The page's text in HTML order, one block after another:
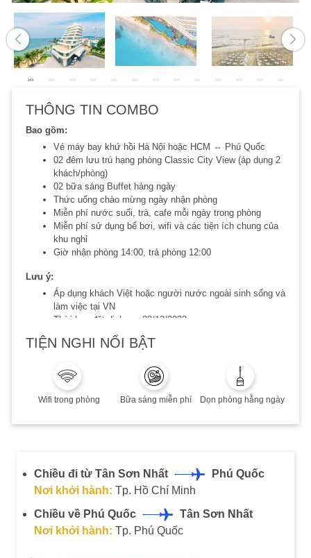
THÔNG TIN COMBO
Bao gồm:
Vé máy bay khứ hồi Hà Nội hoặc HCM ⇔ Phú Quốc
02 đêm lưu trú hạng phòng Classic City View (áp dụng 2
khách/phòng)
02 bữa sáng Buffet hàng ngày
Thức uống chào mừng ngày nhận phòng
Miễn phí nước suối, trà, cafe mỗi ngày trong phòng
Miễn phí sử dụng bể bơi, wifi và các tiện ích chung của
khu nghỉ
Giờ nhận phòng 14:00, trả phòng 12:00
Lưu ý:
Áp dụng khách Việt hoặc người nước ngoài sinh sống và
làm việc tại VN
Thời hạn đặt dịch vụ: 20/12/2023
Thời hạn lưu trú đến 20/12/2023
Phụ thu cuối tuần, Lễ/Tết, cao điểm hè: Quý khách vui
Combo không hoàn, không huỷ, không thay đổi
TIỆN NGHI NỔI BẬT
Wifi trong phòng Bữa sáng miễn phí Dọn phòng hằng ngày
Chiều đi từ Tân Sơn Nhất
Phú Quốc
Nơi khởi hành: Tp. Hồ Chí Minh
Chiều về Phú Quốc
Tân Sơn Nhất
Nơi khởi hành: Tp. Phú Quốc